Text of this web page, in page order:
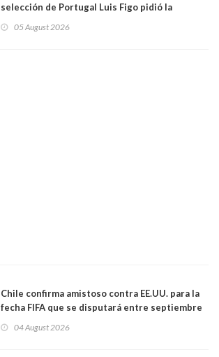
selección de Portugal Luis Figo pidió la
comportamiento más bajo y cobarde que he
05 August 2026
Chile confirma amistoso contra EE.UU. para la
fecha FIFA que se disputará entre septiembre
04 August 2026